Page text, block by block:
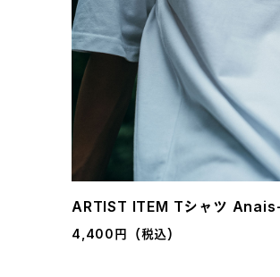
ARTIST ITEM Tシャツ
4,400円（税込）